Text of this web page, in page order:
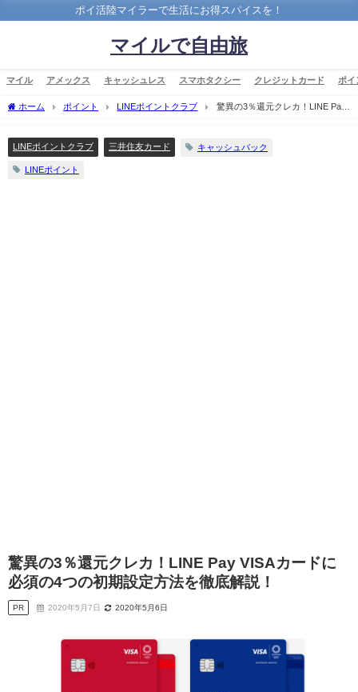
ポイ活陸マイラーで生活にお得スパイスを！
マイルで自由旅
マイル アメックス キャッシュレス スマホタクシー クレジットカード ポイ
ホーム ポイント LINEポイントクラブ
驚異の3％還元クレカ！LINE Pay
LINEポイントクラブ 三井住友カード キャッシュバック
LINEポイント
驚異の3％還元クレカ！LINE Pay VISAカードに
必須の4つの初期設定方法を徹底解説！
PR 2020年5月7日 2020年5月6日